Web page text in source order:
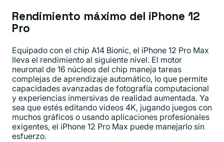
Rendimiento máximo del iPhone 12
Pro
Equipado con el chip A14 Bionic, el iPhone 12 Pro Max
lleva el rendimiento al siguiente nivel. El motor
neuronal de 16 núcleos del chip maneja tareas
complejas de aprendizaje automático, lo que permite
capacidades avanzadas de fotografía computacional
y experiencias inmersivas de realidad aumentada. Ya
sea que estés editando videos 4K, jugando juegos con
muchos gráficos o usando aplicaciones profesionales
exigentes, el iPhone 12 Pro Max puede manejarlo sin
esfuerzo.